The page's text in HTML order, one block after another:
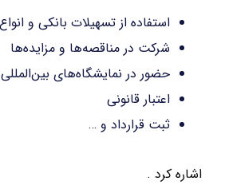
استفاده از تسهیلات بانکی و
شرکت در مناقصه‌ها و مزایده‌ها
حضور در نمایشگاه‌های بین‌المللی
اعتبار قانونی
ثبت قرارداد و …
اشاره کرد .